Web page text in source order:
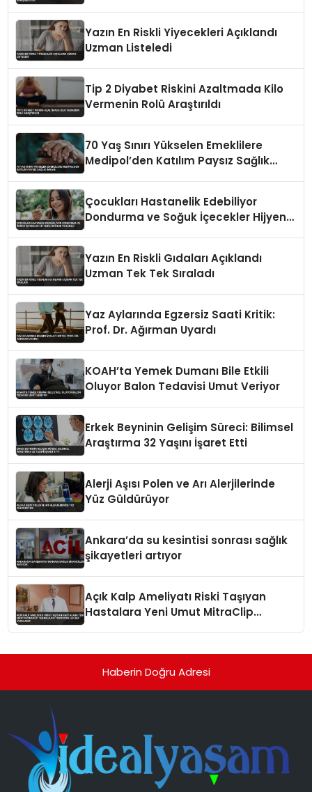
Yazın En Riskli Yiyecekleri Açıklandı
Uzman Listeledi
Tip 2 Diyabet Riskini Azaltmada Kilo
Vermenin Rolü Araştırıldı
70 Yaş Sınırı Yükselen Emeklilere
Medipol’den Katılım Paysız Sağlık
Çocukları Hastanelik Edebiliyor
Dondurma ve Soğuk İçecekler Hijyenik
Yazın En Riskli Gıdaları Açıklandı
Uzman Tek Tek Sıraladı
Yaz Aylarında Egzersiz Saati Kritik:
Prof. Dr. Ağırman Uyardı
KOAH’ta Yemek Dumanı Bile Etkili
Oluyor Balon Tedavisi Umut Veriyor
Erkek Beyninin Gelişim Süreci: Bilimsel
Araştırma 32 Yaşını İşaret Etti
Alerji Aşısı Polen ve Arı Alerjilerinde
Yüz Güldürüyor
Ankara’da su kesintisi sonrası sağlık
şikayetleri artıyor
Açık Kalp Ameliyatı Riski Taşıyan
Hastalara Yeni Umut MitraClip
Haberin Doğru Adresi